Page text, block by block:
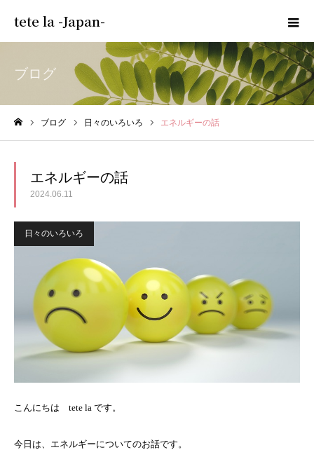
tete la -Japan-
ブログ
ブログ 日々のいろいろ エネルギーの話
エネルギーの話
2024.06.11
日々のいろいろ
こんにちは tete la です。
今日は、エネルギーについてのお話です。